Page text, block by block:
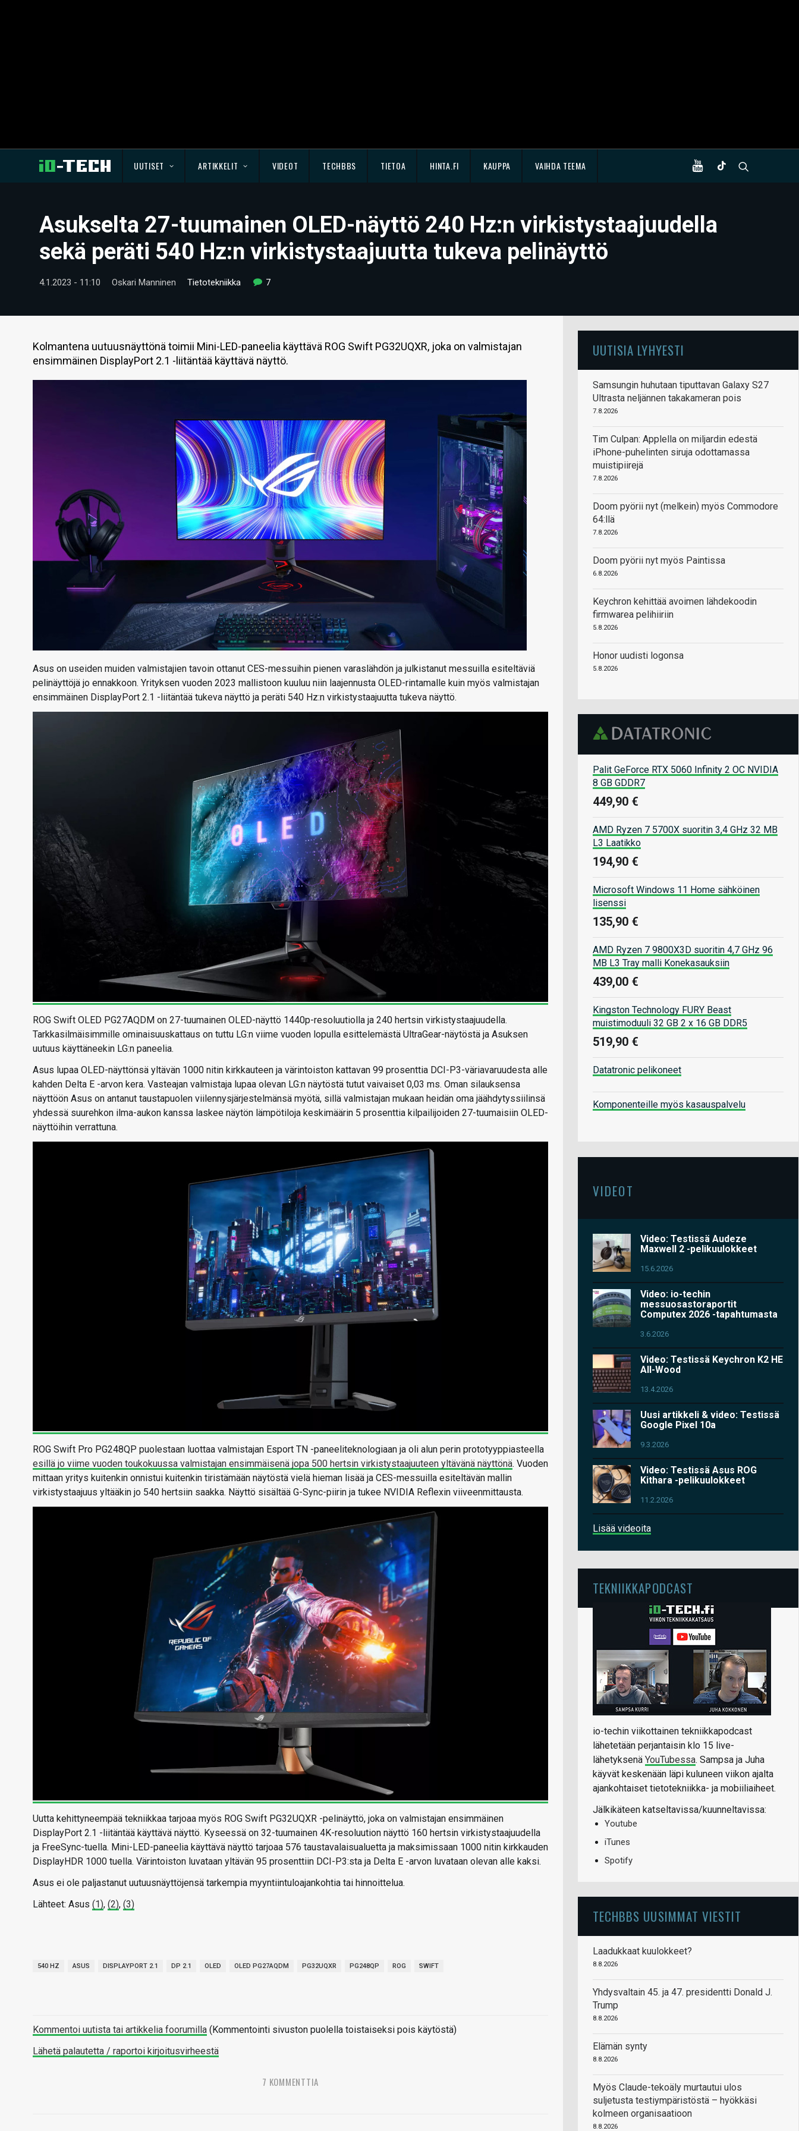
UUTISET ARTIKKELIT VIDEOT TECHBBS TIETOA HINTA.FI KAUPPA VAIHDA TEEMA
Asukselta 27-tuumainen OLED-näyttö 240 Hz:n virkistystaajuudella
sekä peräti 540 Hz:n virkistystaajuutta tukeva pelinäyttö
4.1.2023 - 11:10 Oskari Manninen Tietotekniikka 7
Kolmantena uutuusnäyttönä toimii Mini-LED-paneelia käyttävä ROG Swift PG32UQXR, joka on valmistajan
ensimmäinen DisplayPort 2.1 -liitäntää käyttävä näyttö.
Asus on useiden muiden valmistajien tavoin ottanut CES-messuihin pienen varaslähdön ja julkistanut messuilla esiteltäviä
pelinäyttöjä jo ennakkoon. Yrityksen vuoden 2023 mallistoon kuuluu niin laajennusta OLED-rintamalle kuin myös valmistajan
ensimmäinen DisplayPort 2.1 -liitäntää tukeva näyttö ja peräti 540 Hz:n virkistystaajuutta tukeva näyttö.
ROG Swift OLED PG27AQDM on 27-tuumainen OLED-näyttö 1440p-resoluutiolla ja 240 hertsin virkistystaajuudella.
Tarkkasilmäisimmille ominaisuuskattaus on tuttu LG:n viime vuoden lopulla esittelemästä UltraGear-näytöstä ja Asuksen
uutuus käyttäneekin LG:n paneelia.
Asus lupaa OLED-näyttönsä yltävän 1000 nitin kirkkauteen ja värintoiston kattavan 99 prosenttia DCI-P3-väriavaruudesta alle
kahden Delta E -arvon kera. Vasteajan valmistaja lupaa olevan LG:n näytöstä tutut vaivaiset 0,03 ms. Oman silauksensa
näyttöön Asus on antanut taustapuolen viilennysjärjestelmänsä myötä, sillä valmistajan mukaan heidän oma jäähdytyssiilinsä
yhdessä suurehkon ilma-aukon kanssa laskee näytön lämpötiloja keskimäärin 5 prosenttia kilpailijoiden 27-tuumaisiin OLED-
näyttöihin verrattuna.
ROG Swift Pro PG248QP puolestaan luottaa valmistajan Esport TN -paneeliteknologiaan ja oli alun perin prototyyppiasteella
esillä jo viime vuoden toukokuussa valmistajan ensimmäisenä jopa 500 hertsin virkistystaajuuteen yltävänä näyttönä. Vuoden
mittaan yritys kuitenkin onnistui kuitenkin tiristämään näytöstä vielä hieman lisää ja CES-messuilla esiteltävän mallin
virkistystaajuus yltääkin jo 540 hertsiin saakka. Näyttö sisältää G-Sync-piirin ja tukee NVIDIA Reflexin viiveenmittausta.
Uutta kehittyneempää tekniikkaa tarjoaa myös ROG Swift PG32UQXR -pelinäyttö, joka on valmistajan ensimmäinen
DisplayPort 2.1 -liitäntää käyttävä näyttö. Kyseessä on 32-tuumainen 4K-resoluution näyttö 160 hertsin virkistystaajuudella
ja FreeSync-tuella. Mini-LED-paneelia käyttävä näyttö tarjoaa 576 taustavalaisualuetta ja maksimissaan 1000 nitin kirkkauden
DisplayHDR 1000 tuella. Värintoiston luvataan yltävän 95 prosenttiin DCI-P3:sta ja Delta E -arvon luvataan olevan alle kaksi.
Asus ei ole paljastanut uutuusnäyttöjensä tarkempia myyntiintuloajankohtia tai hinnoittelua.
Lähteet: Asus (1), (2), (3)
540 HZ ASUS DISPLAYPORT 2.1 DP 2.1 OLED OLED PG27AQDM PG32UQXR PG248QP ROG SWIFT
Kommentoi uutista tai artikkelia foorumilla (Kommentointi sivuston puolella toistaiseksi pois käytöstä)
Lähetä palautetta / raportoi kirjoitusvirheestä
7 KOMMENTTIA
UUTISIA LYHYESTI
Samsungin huhutaan tiputtavan Galaxy S27
Ultrasta neljännen takakameran pois
7.8.2026
Tim Culpan: Applella on miljardin edestä
iPhone-puhelinten siruja odottamassa
muistipiirejä
7.8.2026
Doom pyörii nyt (melkein) myös Commodore
64:llä
7.8.2026
Doom pyörii nyt myös Paintissa
6.8.2026
Keychron kehittää avoimen lähdekoodin
firmwarea pelihiiriin
5.8.2026
Honor uudisti logonsa
5.8.2026
Palit GeForce RTX 5060 Infinity 2 OC NVIDIA
8 GB GDDR7
449,90 €
AMD Ryzen 7 5700X suoritin 3,4 GHz 32 MB
L3 Laatikko
194,90 €
Microsoft Windows 11 Home sähköinen
lisenssi
135,90 €
AMD Ryzen 7 9800X3D suoritin 4,7 GHz 96
MB L3 Tray malli Konekasauksiin
439,00 €
Kingston Technology FURY Beast
muistimoduuli 32 GB 2 x 16 GB DDR5
519,90 €
Datatronic pelikoneet
Komponenteille myös kasauspalvelu
VIDEOT
Video: Testissä Audeze
Maxwell 2 -pelikuulokkeet
15.6.2026
Video: io-techin
messuosastoraportit
Computex 2026 -tapahtumasta
3.6.2026
Video: Testissä Keychron K2 HE
All-Wood
13.4.2026
Uusi artikkeli & video: Testissä
Google Pixel 10a
9.3.2026
Video: Testissä Asus ROG
Kithara -pelikuulokkeet
11.2.2026
Lisää videoita
TEKNIIKKAPODCAST
io-techin viikottainen tekniikkapodcast
lähetetään perjantaisin klo 15 live-
lähetyksenä YouTubessa. Sampsa ja Juha
käyvät keskenään läpi kuluneen viikon ajalta
ajankohtaiset tietotekniikka- ja mobiiliaiheet.
Jälkikäteen katseltavissa/kuunneltavissa:
Youtube
iTunes
Spotify
TECHBBS UUSIMMAT VIESTIT
Laadukkaat kuulokkeet?
8.8.2026
Yhdysvaltain 45. ja 47. presidentti Donald J.
Trump
8.8.2026
Elämän synty
8.8.2026
Myös Claude-tekoäly murtautui ulos
suljetusta testiympäristöstä – hyökkäsi
kolmeen organisaatioon
8.8.2026